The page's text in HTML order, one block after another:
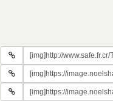
URL
gif:
URL
URL